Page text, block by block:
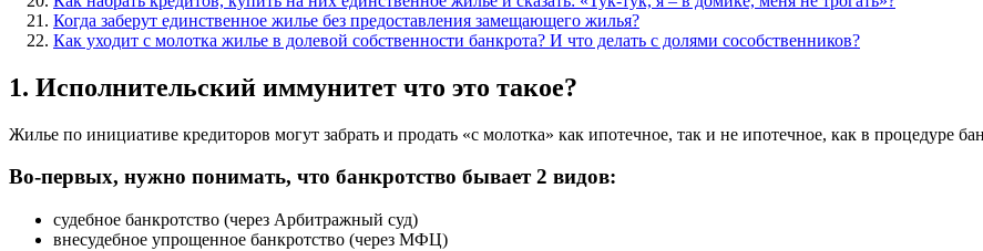
Когда заберут единственное жилье без предоставления замещающего жилья?
Как уходит с молотка жилье в долевой собственности банкрота? И что делать с долями сособственников?
1. Исполнительский иммунитет что это такое?
Жилье по инициативе кредиторов могут забрать и продать «с молотка» как ипотечное, так и не ипотечное, как в процедуре
Во-первых, нужно понимать, что банкротство бывает 2 видов:
судебное банкротство (через Арбитражный суд)
внесудебное упрощенное банкротство (через МФЦ)